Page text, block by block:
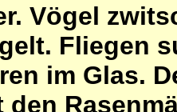
Vögel
Fliegen
im Glas.